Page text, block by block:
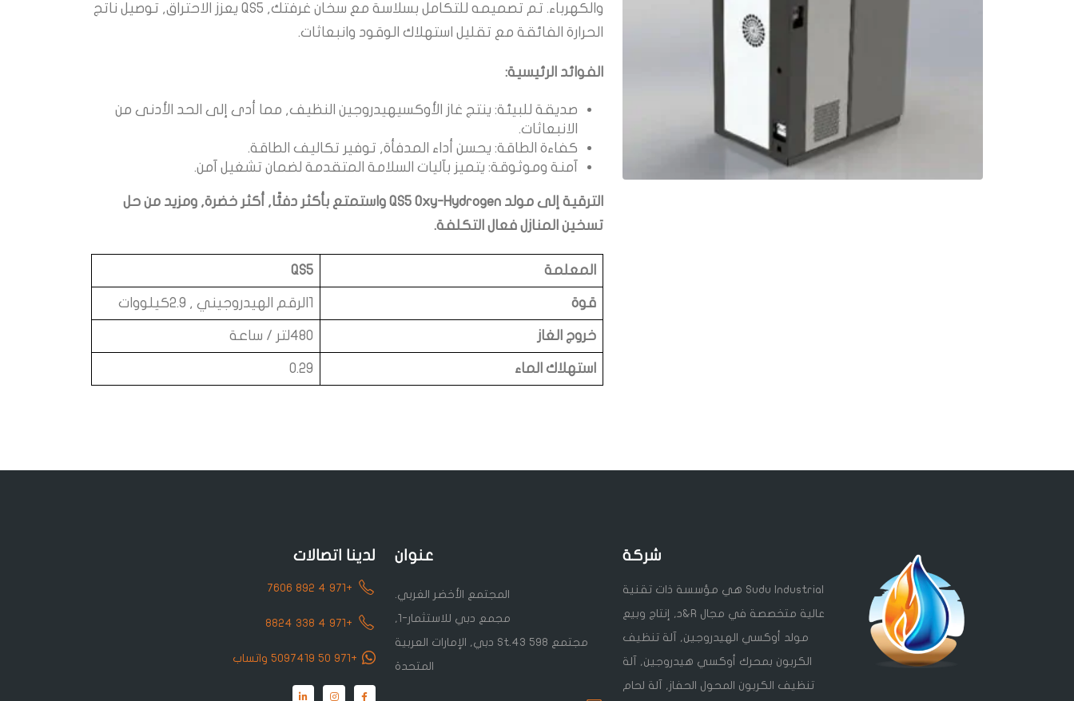
والكهرباء. تم تصميمه للتكامل بسلاسة مع سخان غرفتك, QS5 يعزز الاحتراق, توصيل ناتج
الحرارة الفائقة مع تقليل استهلاك الوقود وانبعاثات.
الفوائد الرئيسية:
صديقة للبيئة: ينتج غاز الأوكسيهيدروجين النظيف, مما أدى إلى الحد الأدنى من
الانبعاثات.
كفاءة الطاقة: يحسن أداء المدفأة, توفير تكاليف الطاقة.
آمنة وموثوقة: يتميز بآليات السلامة المتقدمة لضمان تشغيل آمن.
الترقية إلى مولد QS5 Oxy-Hydrogen واستمتع بأكثر دفئًا, أكثر خضرة, ومزيد من حل
تسخين المنازل فعال التكلفة.
المعلمة QS5
قوة 1الرقم الهيدروجيني , 2.9كيلووات
خروج الغاز 480لتر / ساعة
استهلاك الماء 0.29
شركة
Sudu Industrial هي مؤسسة ذات تقنية
عالية متخصصة في مجال R&د, إنتاج وبيع
مولد أوكسي الهيدروجين, آلة تنظيف
الكربون بمحرك أوكسي هيدروجين, آلة
تنظيف الكربون المحول الحفاز, آلة لحام
عنوان
المجتمع الأخضر الغربي.
مجمع دبي للاستثمار-1,
مجتمع St.43 598 دبي, الإمارات العربية
المتحدة
لدينا اتصالات
+971 4 892 7606
+971 4 338 8824
+971 50 5097419 واتساب